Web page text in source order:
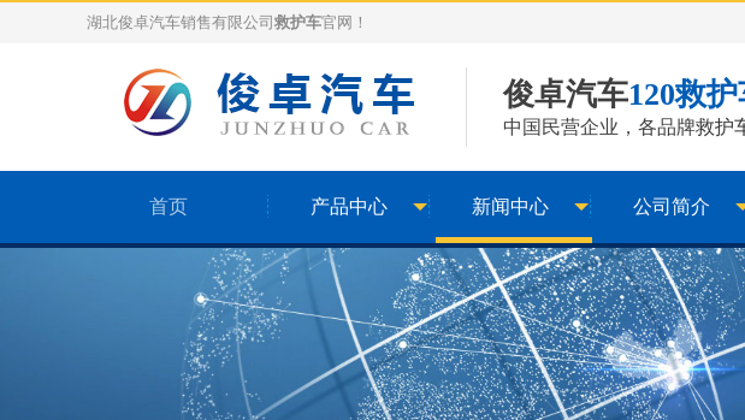
湖北俊卓汽车销售有限公司 救护车官网！
俊卓汽车120救
中国民营企业，各品牌救护
首页 产品中心 新闻中心 公司简介